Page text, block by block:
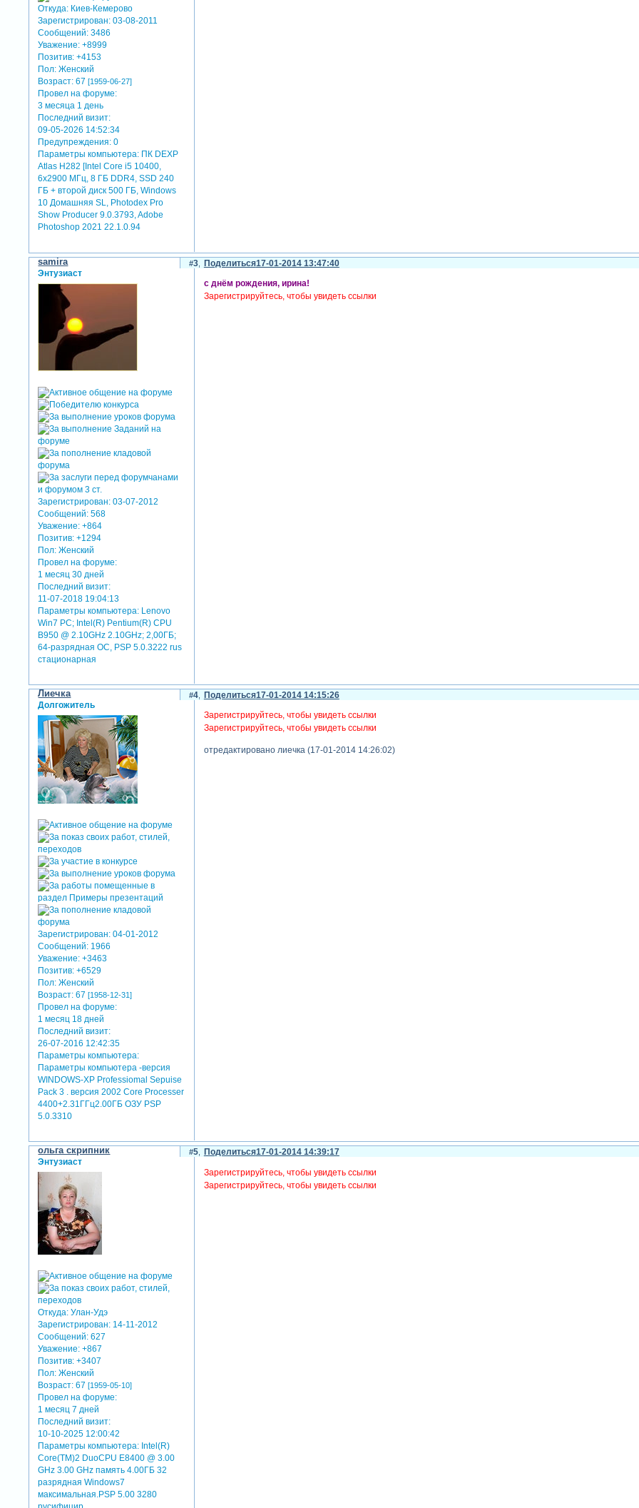
Откуда: Киев-Кемерово
Зарегистрирован: 03-08-2011
Сообщений: 3486
Уважение: +8999
Позитив: +4153
Пол: Женский
Возраст: 67[1959-06-27]
Провел на форуме:
3 месяца 1 день
Последний визит:
09-05-2026 14:52:34
Предупреждения: 0
Параметры компьютера: ПК DEXP
Atlas H282 [Intel Core i5 10400,
6x2900 МГц, 8 ГБ DDR4, SSD 240
ГБ + второй диск 500 ГБ, Windows
10 Домашняя SL, Photodex Pro
Show Producer 9.0.3793, Adobe
Photoshop 2021 22.1.0.94
Поделиться
3 17-01-2014 13:47:40
samira
Энтузиаст
Зарегистрирован: 03-07-2012
Сообщений: 568
Уважение: +864
Позитив: +1294
Пол: Женский
Провел на форуме:
1 месяц 30 дней
Последний визит:
11-07-2018 19:04:13
Параметры компьютера: Lenovo
Win7 PC; Intel(R) Pentium(R) CPU
B950 @ 2.10GHz 2.10GHz; 2,00ГБ;
64-разрядная ОС, PSP 5.0.3222 rus
стационарная
с днём рождения, ирина!
Зарегистрируйтесь, чтобы увидеть ссылки
Поделиться
4 17-01-2014 14:15:26
Лиечка
Долгожитель
Зарегистрирован: 04-01-2012
Сообщений: 1966
Уважение: +3463
Позитив: +6529
Пол: Женский
Возраст: 67[1958-12-31]
Провел на форуме:
1 месяц 18 дней
Последний визит:
26-07-2016 12:42:35
Параметры компьютера:
Параметры компьютера -версия
WINDOWS-XP Professiomal Sepuise
Pack 3 . версия 2002 Core Processer
4400+2.31ГГц2.00ГБ ОЗУ PSP
5.0.3310
Зарегистрируйтесь, чтобы увидеть ссылки
Зарегистрируйтесь, чтобы увидеть ссылки
отредактировано лиечка (17-01-2014 14:26:02)
Поделиться
5 17-01-2014 14:39:17
ольга скрипник
Энтузиаст
Откуда: Улан-Удэ
Зарегистрирован: 14-11-2012
Сообщений: 627
Уважение: +867
Позитив: +3407
Пол: Женский
Возраст: 67[1959-05-10]
Провел на форуме:
1 месяц 7 дней
Последний визит:
10-10-2025 12:00:42
Параметры компьютера: Intel(R)
Core(TM)2 DuoCPU E8400 @ 3.00
GHz 3.00 GHz память 4.00ГБ 32
разрядная Windows7
максимальная.PSP 5.00 3280
Зарегистрируйтесь, чтобы увидеть ссылки
Зарегистрируйтесь, чтобы увидеть ссылки